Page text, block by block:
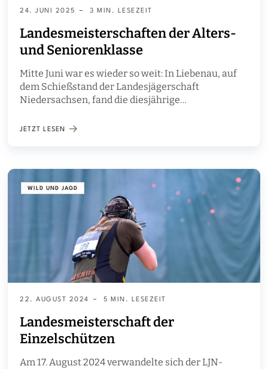
24. JUNI 2025 3 MIN. LESEZEIT
Landesmeisterschaften der Alters-
und Seniorenklasse
Mitte Juni war es wieder so weit: In Liebenau, auf
dem Schießstand der Landesjägerschaft
Niedersachsen, fand die diesjährige
Mannschaften der Altersklasse und der
16.08.2025. Trotz heraus herausfordernder
Wetterbedingungen sorgten die Teilnehmer am
Ende für sehr gute Ergebnisse.
JETZT LESEN
WILD UND JAGD
22. AUGUST 2024 5 MIN. LESEZEIT
Landesmeisterschaft der
Einzelschützen
Am 17. August 2024 verwandelte sich der LJN-